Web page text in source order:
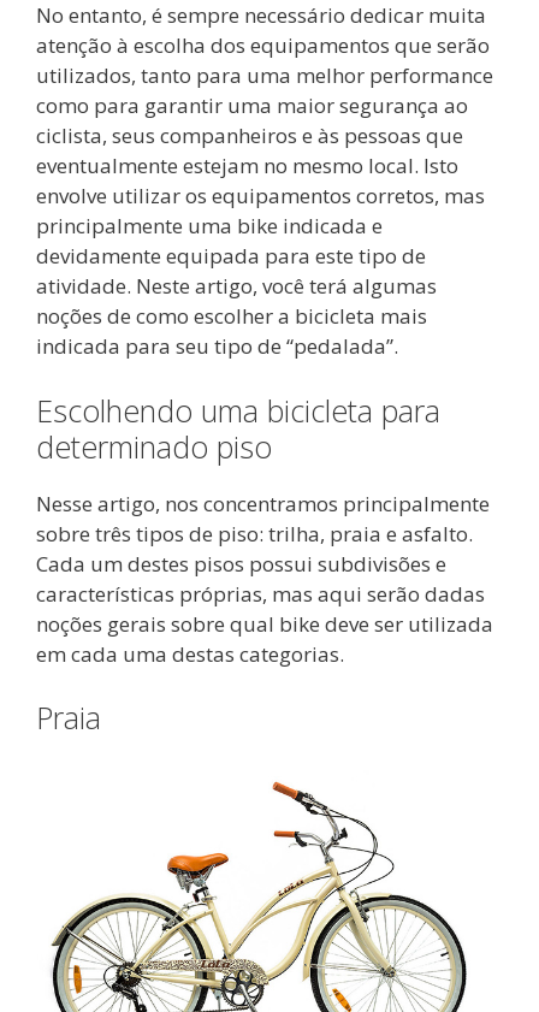
No entanto, é sempre necessário dedicar muita
atenção à escolha dos equipamentos que serão
utilizados, tanto para uma melhor performance
como para garantir uma maior segurança ao
ciclista, seus companheiros e às pessoas que
eventualmente estejam no mesmo local. Isto
envolve utilizar os equipamentos corretos, mas
principalmente uma bike indicada e
devidamente equipada para este tipo de
atividade. Neste artigo, você terá algumas
noções de como escolher a bicicleta mais
indicada para seu tipo de “pedalada”.
Escolhendo uma bicicleta para
determinado piso
Nesse artigo, nos concentramos principalmente
sobre três tipos de piso: trilha, praia e asfalto.
Cada um destes pisos possui subdivisões e
características próprias, mas aqui serão dadas
noções gerais sobre qual bike deve ser utilizada
em cada uma destas categorias.
Praia